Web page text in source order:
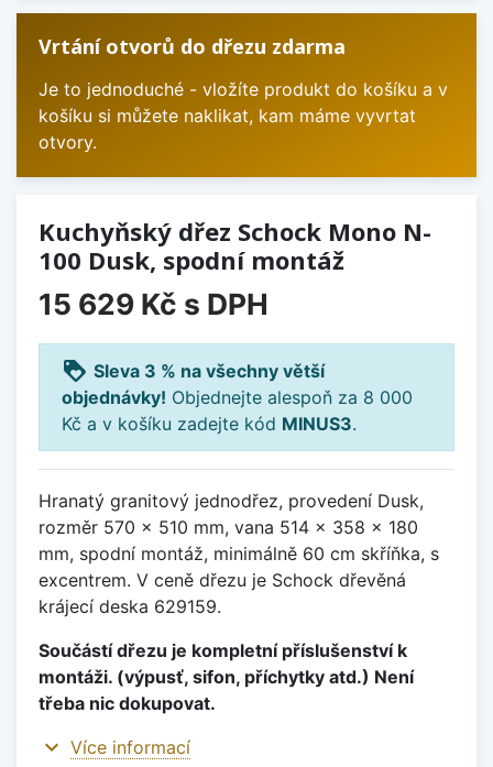
Vrtání otvorů do dřezu zdarma
Je to jednoduché - vložíte produkt do košíku a v
košíku si můžete naklikat, kam máme vyvrtat
otvory.
Kuchyňský dřez Schock Mono N-
100 Dusk, spodní montáž
15 629 Kč s DPH
loyalty Sleva 3 % na všechny větší
objednávky! Objednejte alespoň za 8 000
Kč a v košíku zadejte kód MINUS3.
Hranatý granitový jednodřez, provedení Dusk,
rozměr 570 x 510 mm, vana 514 x 358 x 180
mm, spodní montáž, minimálně 60 cm skříňka, s
excentrem. V ceně dřezu je Schock dřevěná
krájecí deska 629159.
Součástí dřezu je kompletní příslušenství k
montáži. (výpusť, sifon, příchytky atd.) Není
třeba nic dokupovat.
expand_more Více informací